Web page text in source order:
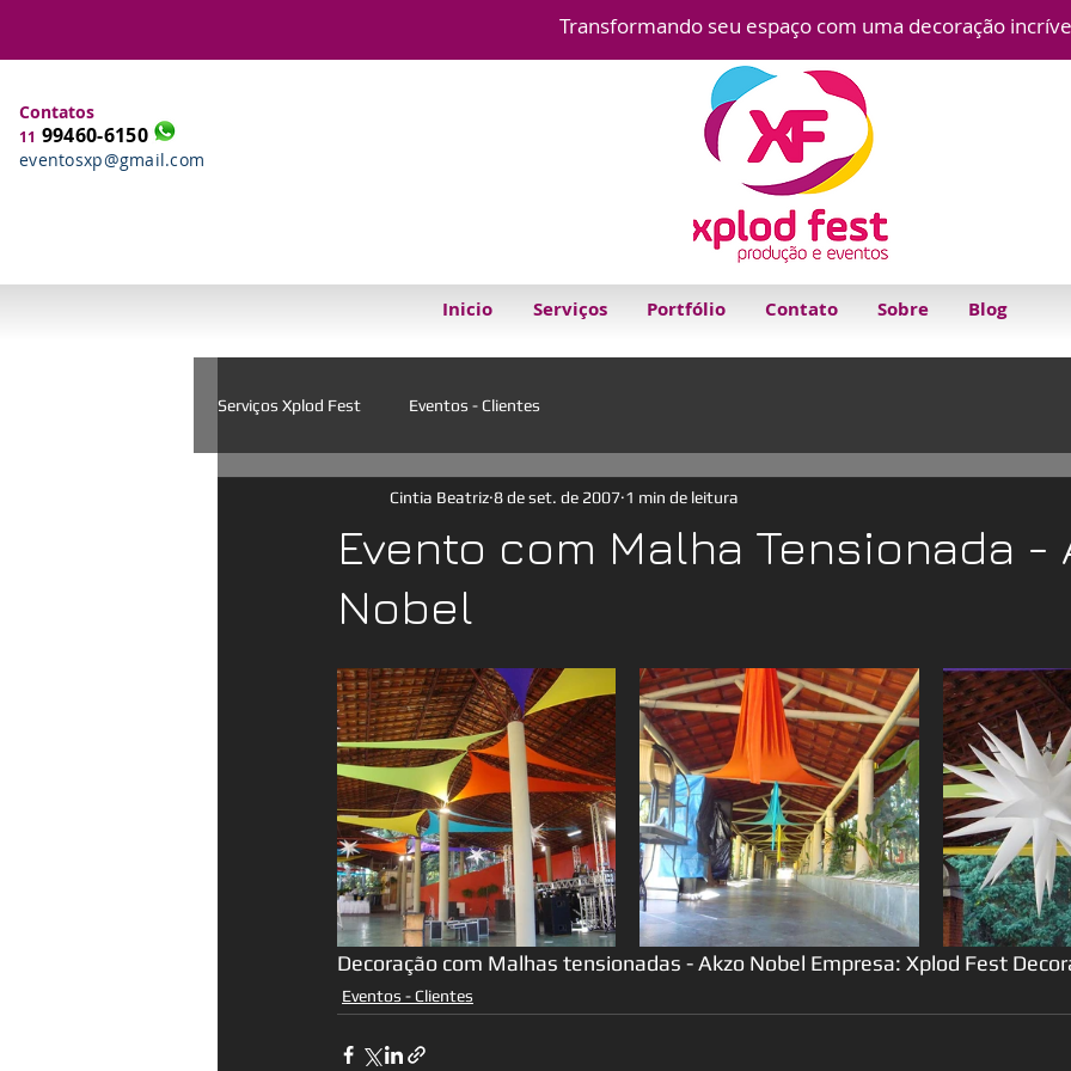
Transformando seu espaço com uma decoração
Contatos
11 99460-6150
eventosxp@gmail.com
Inicio Serviços Portfólio Contato Sobre Blog
Serviços Xplod Fest Eventos - Clientes
Evento com Malha Tensionada -
Nobel
Cintia Beatriz 8 de set. de 2007 1 min de leitura
Decoração com Malhas tensionadas - Akzo Nobel Empresa: Xplod Fest
Eventos - Clientes